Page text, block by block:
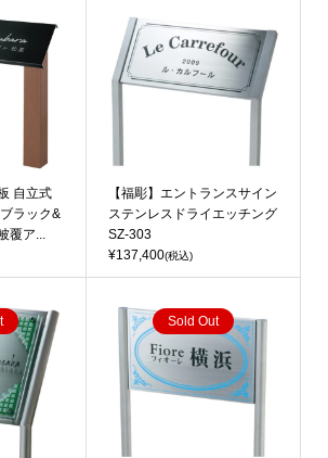
自立式
ラック&
覆ア...
【福彫】エントランスサイン
ステンレスドライエッチング
SZ-303
¥137,400(税込)
Sold Out